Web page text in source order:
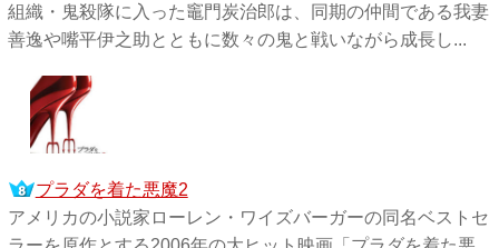
組織・鬼殺隊に入った竈門炭治郎は、同期の仲間である我妻
善逸や嘴平伊之助とともに数々の鬼と戦いながら成長し...
プラダを着た悪魔2
アメリカの小説家ローレン・ワイズバーガーの同名ベストセ